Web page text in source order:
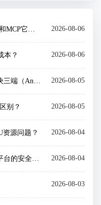
软件测试中，Agent、工作流、Skill和MCP它们之间关系 2026-08-06
本？ 2026-08-06
移动自动化测试为什么一套脚本解决三端（Android+iOS+H5/小程序）测试问题？ 2026-08-05
别？ 2026-08-05
资源问题？ 2026-08-04
如何保证本地化部署的自动化测试平台的安全性？ 2026-08-04
2026-08-03